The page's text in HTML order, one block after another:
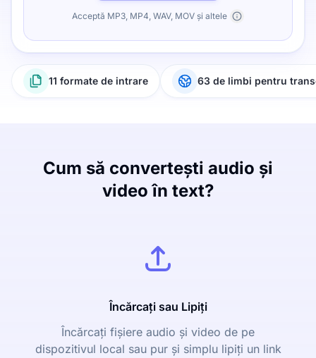
Acceptă MP3, MP4, WAV, MOV și altele
11 formate de intrare 63 de limbi pentru
Cum să convertești audio și
video în text?
Încărcați sau Lipiți
Încărcați fișiere audio și video de pe
dispozitivul local sau pur și simplu lipiți un link